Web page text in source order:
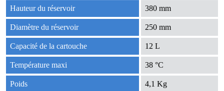
Hauteur du réservoir 380 mm
Diamètre du réservoir 250 mm
Capacité de la cartouche 12 L
Température maxi 38 °C
Poids 4,1 Kg